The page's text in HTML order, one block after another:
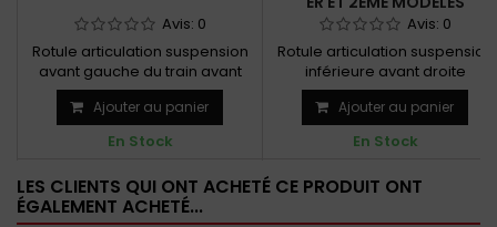
Avis: 0
Rotule articulation suspension
avant gauche du train avant
Ajouter au panier
En Stock
Avis: 0
Rotule articulation suspension
inférieure avant droite
Ajouter au panier
En Stock
LES CLIENTS QUI ONT ACHETÉ CE PRODUIT ONT
ÉGALEMENT ACHETÉ...